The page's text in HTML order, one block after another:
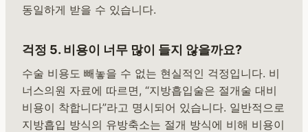
동일하게 받을 수 있습니다.
걱정 5. 비용이 너무 많이 들지 않을까요?
수술 비용도 빼놓을 수 없는 현실적인 걱정입니다. 비
너스의원 자료에 따르면, “지방흡입술은 절개술 대비
비용이 착합니다”라고 명시되어 있습니다. 일반적으로
지방흡입 방식의 유방축소는 절개 방식에 비해 비용이